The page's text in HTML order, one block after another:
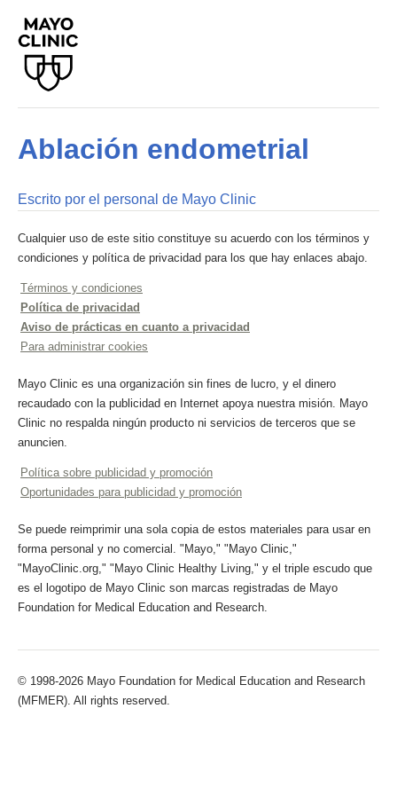
Ablación endometrial
Escrito por el personal de Mayo Clinic
Cualquier uso de este sitio constituye su acuerdo con los términos y
condiciones y política de privacidad para los que hay enlaces abajo.
Términos y condiciones
Política de privacidad
Aviso de prácticas en cuanto a privacidad
Para administrar cookies
Mayo Clinic es una organización sin fines de lucro, y el dinero
recaudado con la publicidad en Internet apoya nuestra misión. Mayo
Clinic no respalda ningún producto ni servicios de terceros que se
anuncien.
Política sobre publicidad y promoción
Oportunidades para publicidad y promoción
Se puede reimprimir una sola copia de estos materiales para usar en
forma personal y no comercial. "Mayo," "Mayo Clinic,"
"MayoClinic.org," "Mayo Clinic Healthy Living," y el triple escudo que
es el logotipo de Mayo Clinic son marcas registradas de Mayo
Foundation for Medical Education and Research.
© 1998-2026 Mayo Foundation for Medical Education and Research
(MFMER). All rights reserved.